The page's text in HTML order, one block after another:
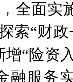
全面实
索“财
增“险资
融服务